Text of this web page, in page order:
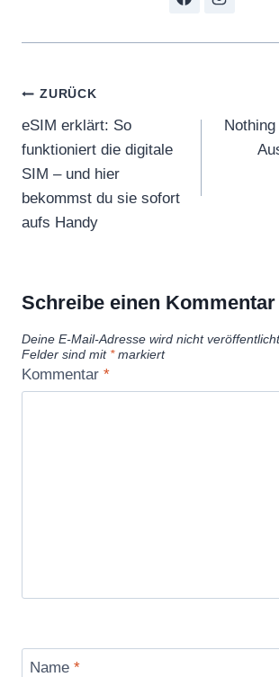
Beitragsnavigation
ZURÜCK
eSIM erklärt: So
funktioniert die digitale
SIM – und hier
bekommst du sie sofort
aufs Handy
Schreibe einen Kommentar
Deine E-Mail-Adresse wird nicht
Felder sind mit *markiert
Kommentar *
Name *